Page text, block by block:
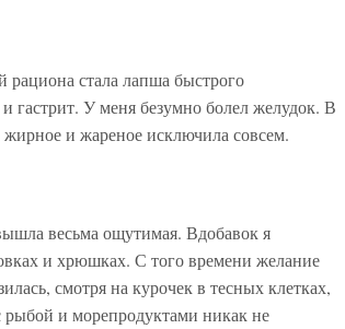
рациона стала лапша быстрого
гастрит. У меня безумно болел желудок. В
и жареное исключила совсем.
весьма ощутимая. Вдобавок я
и хрюшках. С того времени желание
смотря на курочек в тесных клетках,
рыбой и морепродуктами никак не